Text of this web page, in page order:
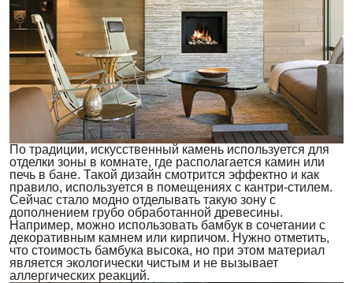
По традиции, искусственный камень используется для
отделки зоны в комнате, где располагается камин или
печь в бане. Такой дизайн смотрится эффектно и как
правило, используется в помещениях с кантри-стилем.
Сейчас стало модно отделывать такую зону с
дополнением грубо обработанной древесины.
Например, можно использовать бамбук в сочетании с
декоративным камнем или кирпичом. Нужно отметить,
что стоимость бамбука высока, но при этом материал
является экологически чистым и не вызывает
аллергических реакций.